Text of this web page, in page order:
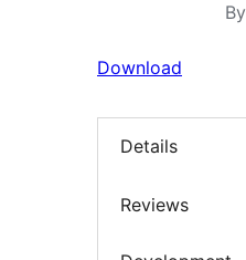
By
Download
Details
Reviews